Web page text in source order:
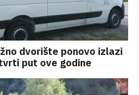
dvorište ponovo izlazi
put ove godine